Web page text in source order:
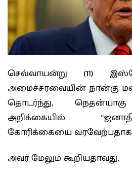
செவ்வாயன்று (11)
அமைச்சரவையின் நான்கு
தொடர்ந்து,
அறிக்கையில்
கோரிக்கையை வரவேற்பதாக”
அவர் மேலும் கூறியதாவது,